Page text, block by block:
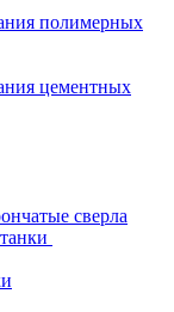
полимерных
цементных
сверла